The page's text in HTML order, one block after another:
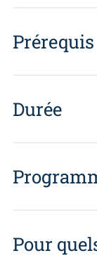
Prérequis
Durée
Pour